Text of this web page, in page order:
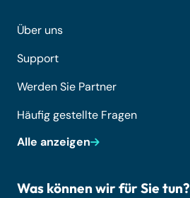
Über uns
Support
Werden Sie Partner
Häufig gestellte Fragen
Alle anzeigen
Was können wir für Sie tun?